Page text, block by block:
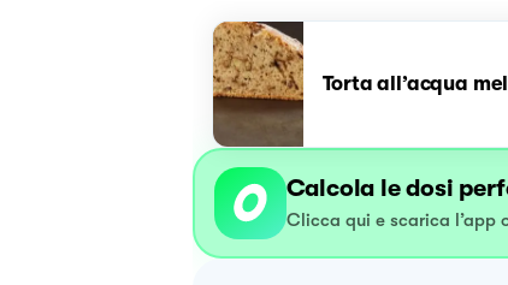
Torta all’acqua
Calcola le dosi
Clicca qui e scarica l’app